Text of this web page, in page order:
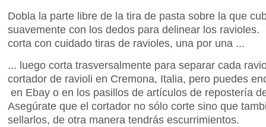
Dobla la parte libre de la tira de pasta sobre la que
suavemente con los dedos para delinear los
corta con cuidado tiras de ravioles, una por una ...
... luego corta trasversalmente para separar cada
cortador de ravioli en Cremona, Italia, pero puedes
en Ebay o en los pasillos de artículos de repostería
Asegúrate que el cortador no sólo corte sino que
sellarlos, de otra manera tendrás escurrimientos.